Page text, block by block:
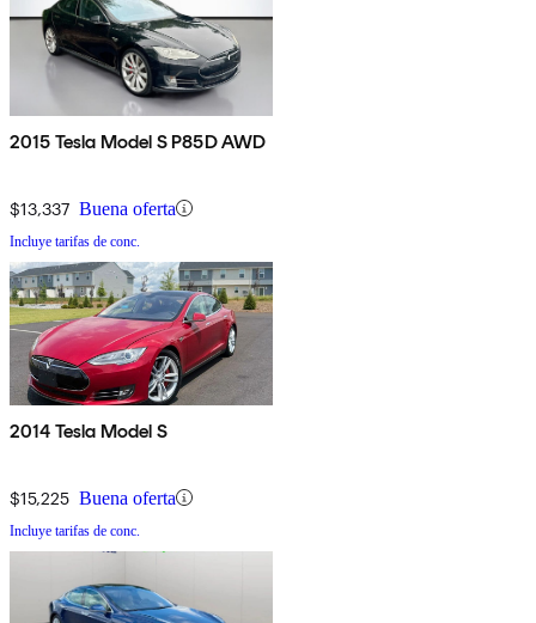
2015 Tesla Model S P85D AWD
$13,337 Buena oferta
Incluye tarifas de conc.
2014 Tesla Model S
$15,225 Buena oferta
Incluye tarifas de conc.